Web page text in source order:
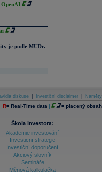
OpenAI
je podle MUDr.
diskuse Investiční disclaimer Náměty
R= Real-Time data | = placený obsah
Škola investora:
Akademie investování
Investiční strategie
Investiční doporučení
Akciový slovník
Semináře
Měnová kalkulačka